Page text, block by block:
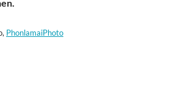
PhonlamaiPhoto
für Künstliche Intelligenz